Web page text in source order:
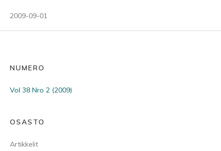
2009-09-01
NUMERO
Vol 38 Nro 2 (2009)
OSASTO
Artikkelit